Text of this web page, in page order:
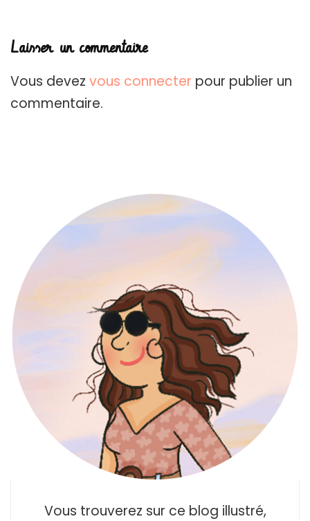
Laisser un commentaire
Vous devez vous connecter pour publier un
commentaire.
Vous trouverez sur ce blog illustré,